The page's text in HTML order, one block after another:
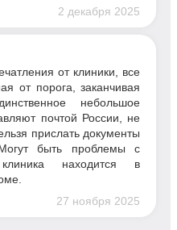
2 декабря 2025
от клиники, все
от порога, заканчивая
небольшое
почтой России, не
прислать документы
быть проблемы с
находится в
27 ноября 2025